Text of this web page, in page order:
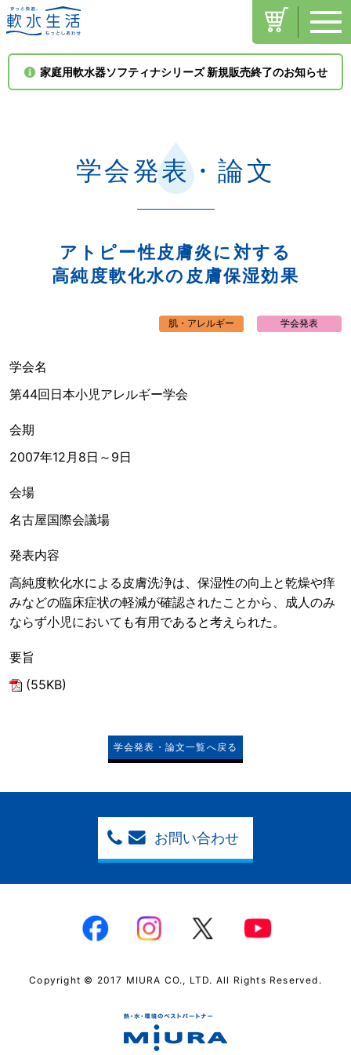
家庭用軟水器ソフティナシリーズ 新規販売終了のお知らせ
toggle
軟水生活通信販売
三浦工業株式会社
学会発表・論文
アトピー性皮膚炎に対する
高純度軟化水の皮膚保湿効果
肌・アレルギー 学会発表
学会名
第44回日本小児アレルギー学会
会期
2007年12月8日～9日
会場
名古屋国際会議場
発表内容
高純度軟化水による皮膚洗浄は、保湿性の向上と乾燥や痒
みなどの臨床症状の軽減が確認されたことから、成人のみ
ならず小児においても有用であると考えられた。
要旨
(55KB)
学会発表・論文一覧へ戻る
お問い合わせ
Copyright © 2017 MIURA CO., LTD. All Rights Reserved.